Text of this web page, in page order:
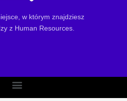
w którym znajdziesz
z Human Resources.
Menu